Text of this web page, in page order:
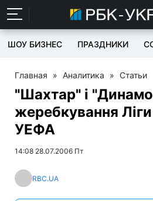
ШОУ БИЗНЕС ПРАЗДНИКИ
Главная » Аналитика » Статьи
"Шахтар" і
жеребкування
УЕФА
14:08 28.07.2006 Пт
RBC.UA